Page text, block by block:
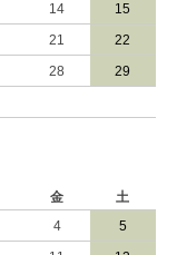
14 15
21 22
28 29
金
土
4 5